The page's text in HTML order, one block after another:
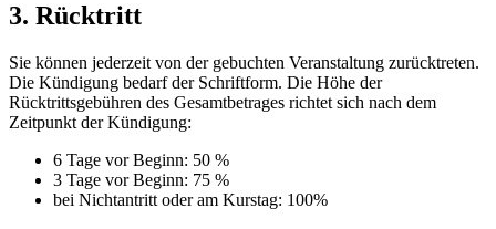
3. Rücktritt
Sie können jederzeit von der gebuchten Veranstaltung zurücktreten.
Die Kündigung bedarf der Schriftform. Die Höhe der
Rücktrittsgebühren des Gesamtbetrages richtet sich nach dem
Zeitpunkt der Kündigung:
6 Tage vor Beginn: 50 %
3 Tage vor Beginn: 75 %
bei Nichtantritt oder am Kurstag: 100%